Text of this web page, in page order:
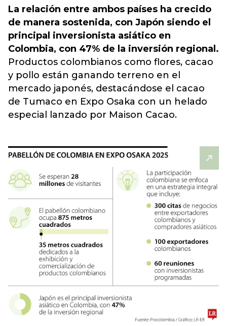
La relación entre ambos países ha crecido
de manera sostenida, con Japón siendo el
principal inversionista asiático en
Colombia, con 47% de la inversión regional.
Productos colombianos como flores, cacao
y pollo están ganando terreno en el
mercado japonés, destacándose el cacao
de Tumaco en Expo Osaka con un helado
especial lanzado por Maison Cacao.